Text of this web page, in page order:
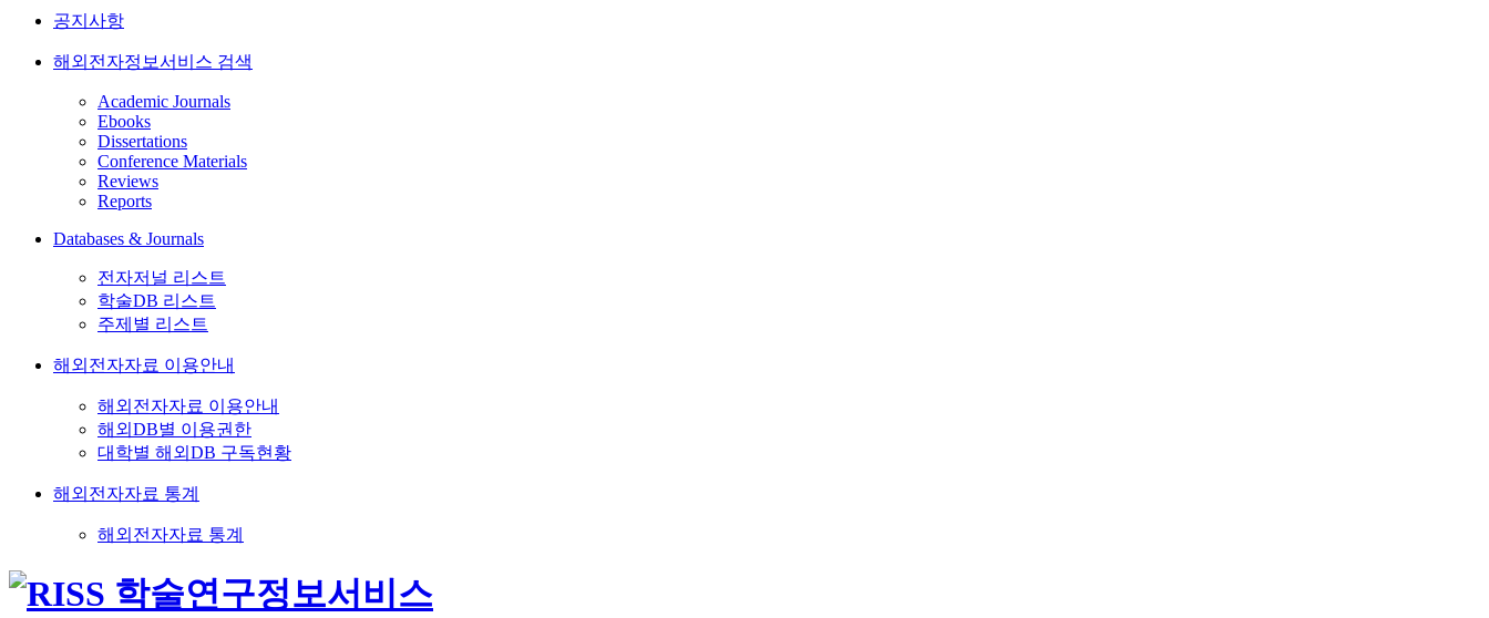
공지사항
해외전자정보서비스 검색
Academic Journals
Ebooks
Dissertations
Conference Materials
Reviews
Reports
Databases & Journals
전자저널 리스트
학술DB 리스트
주제별 리스트
해외전자자료 이용안내
해외전자자료 이용안내
해외DB별 이용권한
대학별 해외DB 구독현황
해외전자자료 통계
해외전자자료 통계